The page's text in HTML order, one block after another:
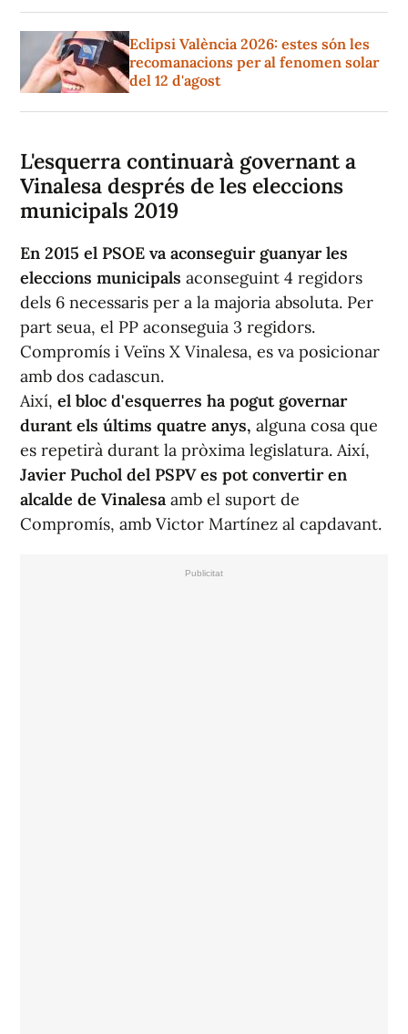
Eclipsi València 2026: estes són les
recomanacions per al fenomen solar
del 12 d'agost
L'esquerra continuarà governant a
Vinalesa després de les eleccions
municipals 2019
En 2015 el PSOE va aconseguir guanyar les
eleccions municipals aconseguint 4 regidors
dels 6 necessaris per a la majoria absoluta. Per
part seua, el PP aconseguia 3 regidors.
Compromís i Veïns X Vinalesa, es va posicionar
amb dos cadascun.
Així, el bloc d'esquerres ha pogut governar
durant els últims quatre anys, alguna cosa que
es repetirà durant la pròxima legislatura. Així,
Javier Puchol del PSPV es pot convertir en
alcalde de Vinalesa amb el suport de
Compromís, amb Victor Martínez al capdavant.